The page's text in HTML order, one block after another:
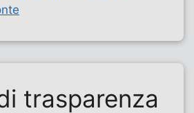
trasparenza